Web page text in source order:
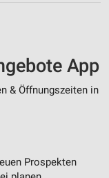
App
& Öffnungszeiten in
Prospekten